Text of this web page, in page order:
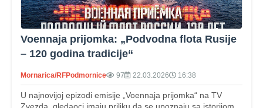
Voennaja prijomka: „Podvodna flota Rusije
– 120 godina tradicije“
Mornarica/RFPodmornice 97 22.03.2026 16:38
U najnovijoj epizodi emisije „Voennaja prijomka“ na TV